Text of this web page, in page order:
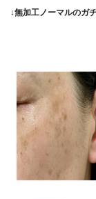
↓無加工ノーマルのガ